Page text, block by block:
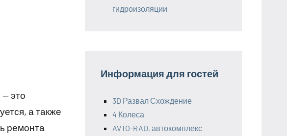
это
а также
ремонта
гидроизоляции
Информация для гостей
3D Развал Схождение
4 Колеса
AVTO-RAD, автокомплекс